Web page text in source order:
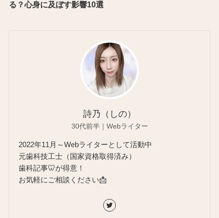
る？心身に及ぼす影響10選
詩乃（しの）
30代前半｜Webライター
2022年11月～Webライターとして活動中
元歯科技工士（国家資格取得済み）
歯科記事🦷が得意！
お気軽にご相談ください📩